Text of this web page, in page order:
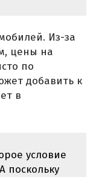
Из-за
цены на
по
добавить к
в
условие
поскольку